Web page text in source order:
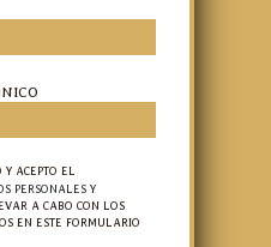
ACEPTO EL
PERSONALES Y
A CABO CON LOS
EN ESTE FORMULARIO